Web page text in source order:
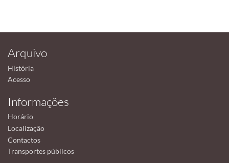
Arquivo
História
Acesso
Informações
Horário
Localização
Contactos
Transportes públicos